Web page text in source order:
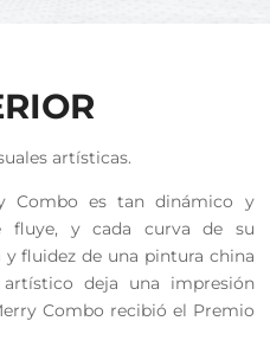
artísticas.
Combo es tan dinámico y
y cada curva de su
fluidez de una pintura china
deja una impresión
Combo recibió el Premio